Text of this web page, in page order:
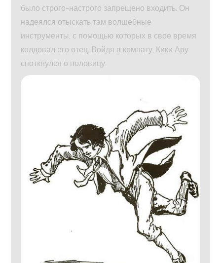
было строго-настрого запрещено входить. Он
надеялся отыскать там волшебные
инструменты, с помощью которых в свое время
колдовал его отец. Войдя в комнату, Кики Ару
споткнулся о половицу.